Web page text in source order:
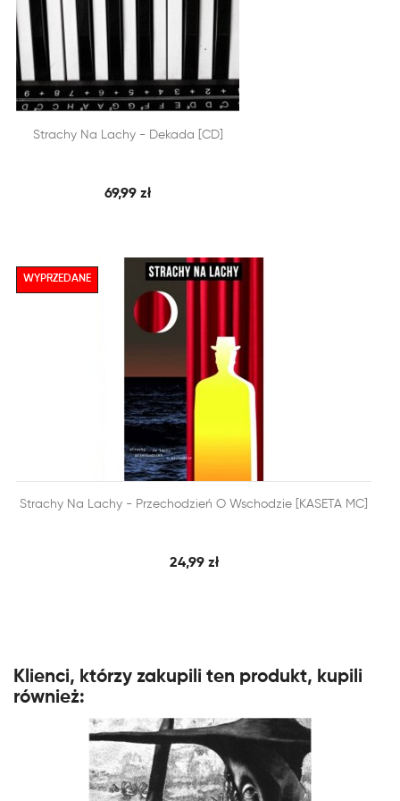
DODAJ DO KOSZYKASZYBKI PODGLĄD
Strachy Na Lachy - Dekada [CD]
69,99 zł
 DODAJ DO KOSZYKA SZYBKI PODGLĄD
Strachy Na Lachy - Przechodzień O Wschodzie [KASETA MC]
24,99 zł
WYPRZEDANE
Klienci, którzy zakupili ten produkt, kupili
również: